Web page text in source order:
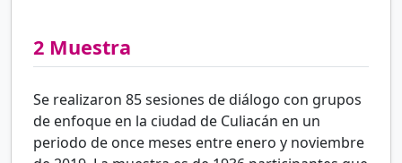
2 Muestra
Se realizaron 85 sesiones de diálogo con grupos
de enfoque en la ciudad de Culiacán en un
periodo de once meses entre enero y noviembre